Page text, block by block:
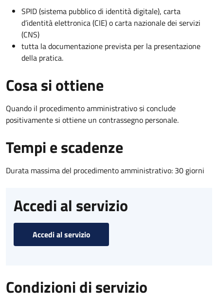
SPID (sistema pubblico di identità digitale), carta
d’identità elettronica (CIE) o carta nazionale dei servizi
(CNS)
tutta la documentazione prevista per la presentazione
della pratica.
Cosa si ottiene
Quando il procedimento amministrativo si conclude
positivamente si ottiene un contrassegno personale.
Tempi e scadenze
Durata massima del procedimento amministrativo: 30 giorni
Accedi al servizio
Accedi al servizio
Condizioni di servizio